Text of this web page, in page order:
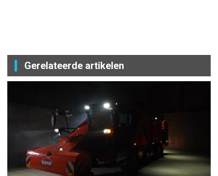
Gerelateerde artikelen